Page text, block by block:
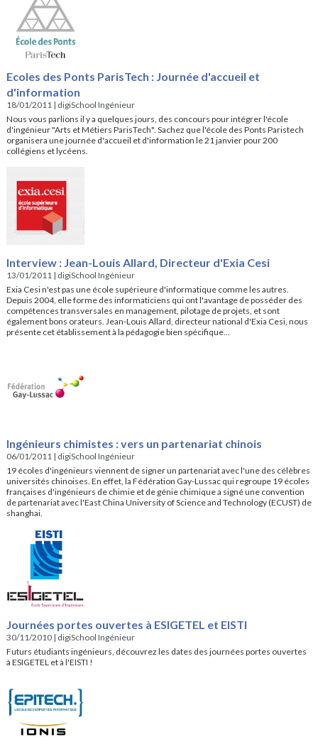
Ecoles des Ponts ParisTech : Journée d'accueil et
d'information
18/01/2011 | digiSchool Ingénieur
Nous vous parlions il y a quelques jours, des concours pour intégrer l'école
d'ingénieur "Arts et Métiers ParisTech". Sachez que l'école des Ponts Paristech
organisera une journée d'accueil et d'information le 21 janvier pour 200
collégiens et lycéens.
Interview : Jean-Louis Allard, Directeur d'Exia Cesi
13/01/2011 | digiSchool Ingénieur
Exia Cesi n'est pas une école supérieure d'informatique comme les autres.
Depuis 2004, elle forme des informaticiens qui ont l'avantage de posséder des
compétences transversales en management, pilotage de projets, et sont
également bons orateurs. Jean-Louis Allard, directeur national d'Exia Cesi, nous
présente cet établissement à la pédagogie bien spécifique...
Ingénieurs chimistes : vers un partenariat chinois
06/01/2011 | digiSchool Ingénieur
19 écoles d'ingénieurs viennent de signer un partenariat avec l'une des célèbres
universités chinoises. En effet, la Fédération Gay-Lussac qui regroupe 19 écoles
françaises d'ingénieurs de chimie et de génie chimique a signé une convention
de partenariat avec l'East China University of Science and Technology (ECUST) de
shanghai.
Journées portes ouvertes à ESIGETEL et EISTI
30/11/2010| digiSchool Ingénieur
Futurs étudiants ingénieurs, découvrez les dates des journées portes ouvertes
à ESIGETEL et à l'EISTI !